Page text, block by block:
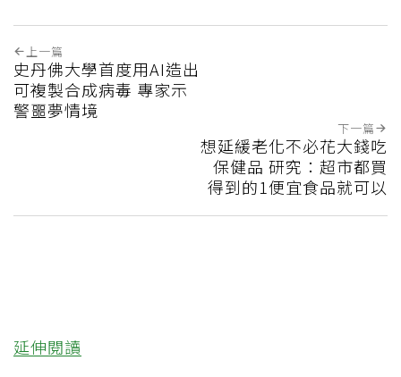
上一篇
史丹佛大學首度用AI造出
可複製合成病毒 專家示
警噩夢情境
下一篇
想延緩老化不必花大錢吃
保健品 研究：超市都買
得到的1便宜食品就可以
延伸閱讀